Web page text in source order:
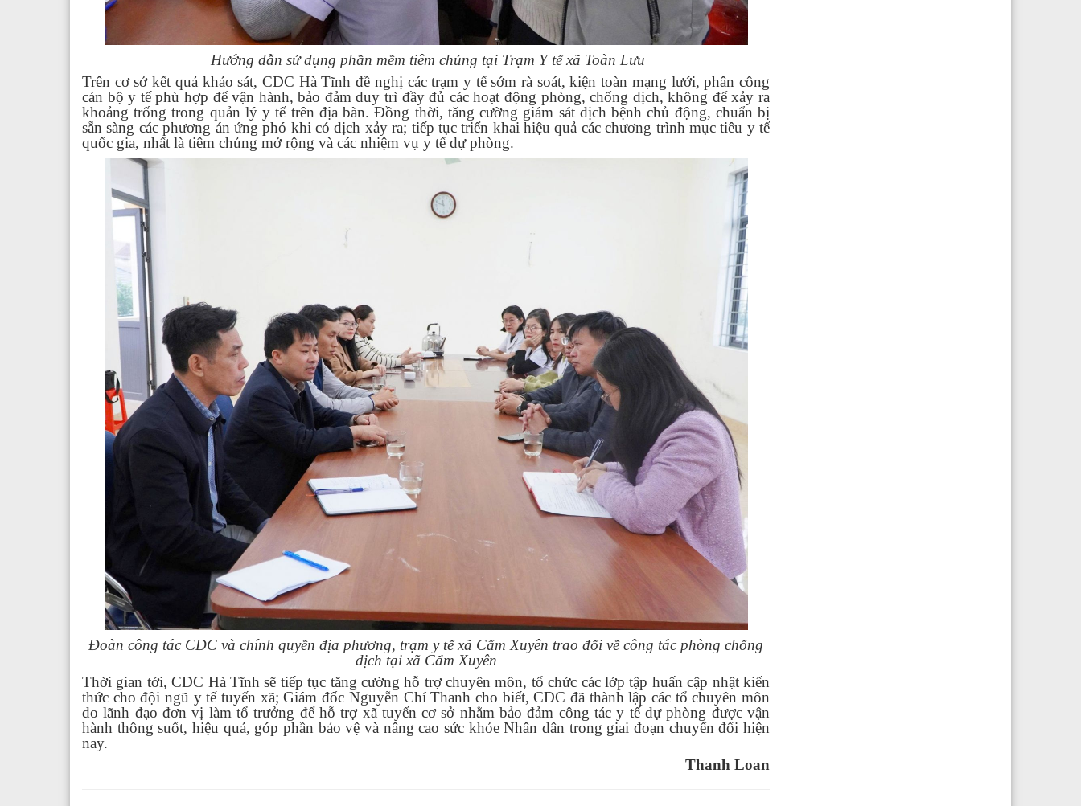
Hướng dẫn sử dụng phần mềm tiêm chủng tại Trạm Y tế xã Toàn Lưu
Trên cơ sở kết quả khảo sát, CDC Hà Tĩnh đề nghị các trạm y tế sớm rà soát, kiện toàn mạng lưới, phân công
cán bộ y tế phù hợp để vận hành, bảo đảm duy trì đầy đủ các hoạt động phòng, chống dịch, không để xảy ra
khoảng trống trong quản lý y tế trên địa bàn. Đồng thời, tăng cường giám sát dịch bệnh chủ động, chuẩn bị
sẵn sàng các phương án ứng phó khi có dịch xảy ra; tiếp tục triển khai hiệu quả các chương trình mục tiêu y tế
quốc gia, nhất là tiêm chủng mở rộng và các nhiệm vụ y tế dự phòng.
Đoàn công tác CDC và chính quyền địa phương, trạm y tế xã Cẩm Xuyên trao đổi về công tác phòng chống
dịch tại xã Cẩm Xuyên
Thời gian tới, CDC Hà Tĩnh sẽ tiếp tục tăng cường hỗ trợ chuyên môn, tổ chức các lớp tập huấn cập nhật kiến
thức cho đội ngũ y tế tuyến xã; Giám đốc Nguyễn Chí Thanh cho biết, CDC đã thành lập các tổ chuyên môn
do lãnh đạo đơn vị làm tổ trưởng để hỗ trợ xã tuyến cơ sở nhằm bảo đảm công tác y tế dự phòng được vận
hành thông suốt, hiệu quả, góp phần bảo vệ và nâng cao sức khỏe Nhân dân trong giai đoạn chuyển đổi hiện
nay.
Thanh Loan